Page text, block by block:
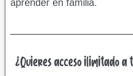
aprender en familia.
¿Quieres acceso ilimitado a